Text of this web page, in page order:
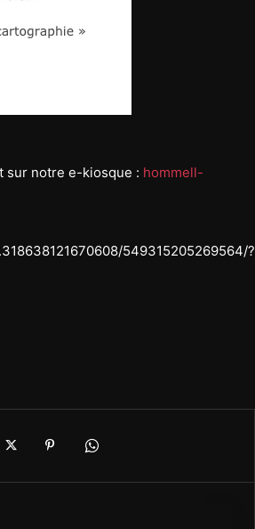
sur notre e-kiosque : hommell-
549315205269564/?